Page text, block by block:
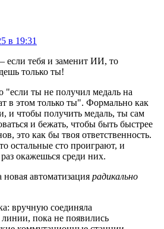
в 19:31
если тебя и заменит ИИ, то
только ты!
"если ты не получил медаль на
в этом только ты". Формально как
и чтобы получить медаль, ты сам
и бежать, чтобы быть быстрее
это как бы твоя ответственность.
остальные сто проиграют, и
окажешься среди них.
автоматизация радикально
вручную соединяла
пока не появились